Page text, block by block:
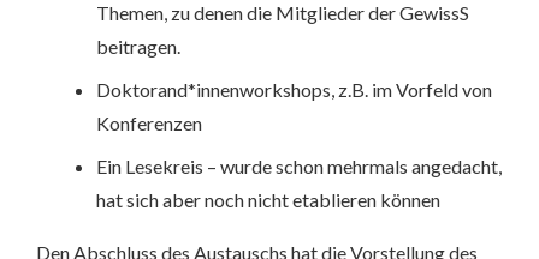
Themen, zu denen die Mitglieder der GewissS
beitragen.
Doktorand*innenworkshops, z.B. im Vorfeld von
Konferenzen
Ein Lesekreis – wurde schon mehrmals angedacht,
hat sich aber noch nicht etablieren können
Den Abschluss des Austauschs hat die Vorstellung des